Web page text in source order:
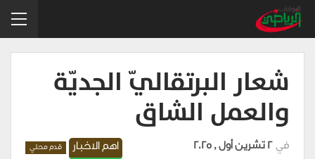
شعار البرتقاليّ الجديّة
والعمل الشاق
اهم الاخبار قدم محلي في 2 تشرين أول , 2025